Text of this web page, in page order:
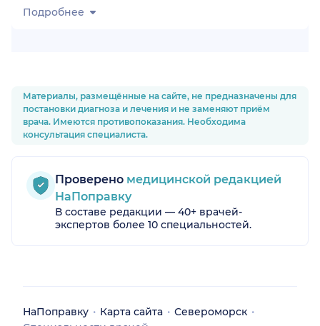
Подробнее
Материалы, размещённые на сайте, не предназначены для
постановки диагноза и лечения и не заменяют приём
врача. Имеются противопоказания. Необходима
консультация специалиста.
Проверено медицинской редакцией
НаПоправку
В составе редакции — 40+ врачей-
экспертов более 10 специальностей.
НаПоправку Карта сайта
Североморск